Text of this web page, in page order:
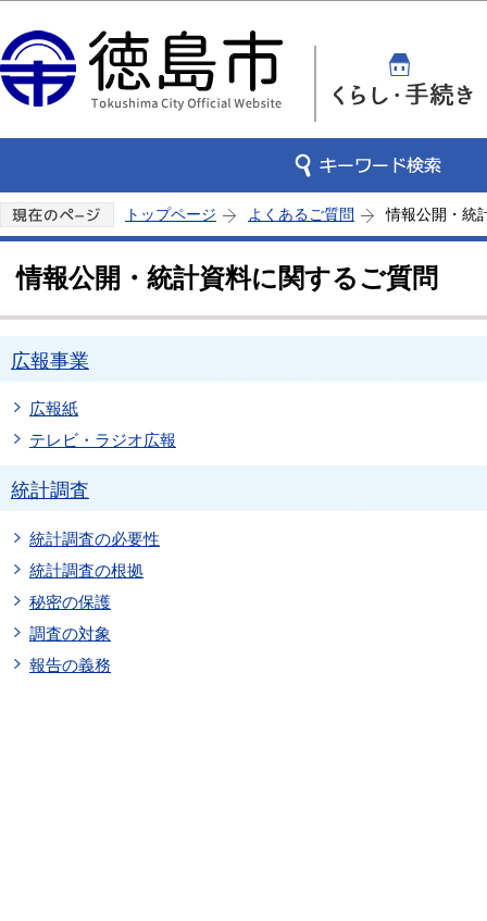
トップページ よくあるご質問 情報公開・統
情報公開・統計資料に関するご質問
広報事業
広報紙
テレビ・ラジオ広報
統計調査
統計調査の必要性
統計調査の根拠
秘密の保護
調査の対象
報告の義務